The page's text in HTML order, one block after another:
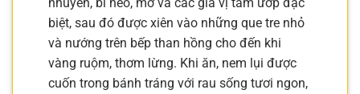
biệt, sau đó được xiên vào những que tre nhỏ
và nướng trên bếp than hồng cho đến khi
vàng ruộm, thơm lừng. Khi ăn, nem lụi được
cuốn trong bánh tráng với rau sống tươi ngon,